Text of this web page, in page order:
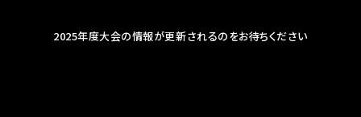
2025年度大会の情報が更新されるのをお待ちください